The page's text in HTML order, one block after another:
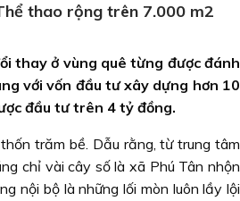
thao rộng trên 7.000 m2
thay ở vùng quê từng được đánh
với vốn đầu tư xây dựng hơn 10
đầu tư trên 4 tỷ đồng.
trăm bề. Dẫu rằng, từ trung tâm
chỉ vài cây số là xã Phú Tân nhộn
nội bộ là những lối mòn luôn lầy lội